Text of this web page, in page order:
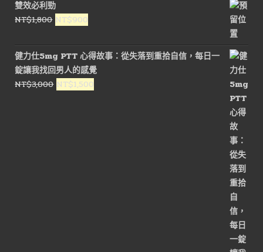
格：
NT$1,600。
格：
NT$800。
雙效必利勁
NT$1,800 原
價
格：
NT$1,800。
NT$900
價
格：
NT$900。
健力仕5mg PTT 心得故事：從失落到重拾自信，每日一
錠讓我找回男人的感覺
NT$3,000 原
NT$1,500